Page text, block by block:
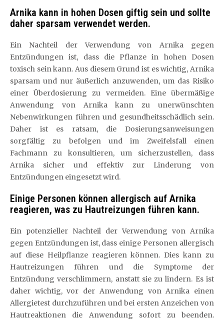
Arnika kann in hohen Dosen giftig sein und sollte
daher sparsam verwendet werden.
Ein Nachteil der Verwendung von Arnika gegen
Entzündungen ist, dass die Pflanze in hohen Dosen
toxisch sein kann. Aus diesem Grund ist es wichtig, Arnika
sparsam und nur äußerlich anzuwenden, um das Risiko
einer Überdosierung zu vermeiden. Eine übermäßige
Anwendung von Arnika kann zu unerwünschten
Nebenwirkungen führen und gesundheitsschädlich sein.
Daher ist es ratsam, die Dosierungsanweisungen
sorgfältig zu befolgen und im Zweifelsfall einen
Fachmann zu konsultieren, um sicherzustellen, dass
Arnika sicher und effektiv zur Linderung von
Entzündungen eingesetzt wird.
Einige Personen können allergisch auf Arnika
reagieren, was zu Hautreizungen führen kann.
Ein potenzieller Nachteil der Verwendung von Arnika
gegen Entzündungen ist, dass einige Personen allergisch
auf diese Heilpflanze reagieren können. Dies kann zu
Hautreizungen führen und die Symptome der
Entzündung verschlimmern, anstatt sie zu lindern. Es ist
daher wichtig, vor der Anwendung von Arnika einen
Allergietest durchzuführen und bei ersten Anzeichen von
Hautreaktionen die Anwendung sofort zu beenden.